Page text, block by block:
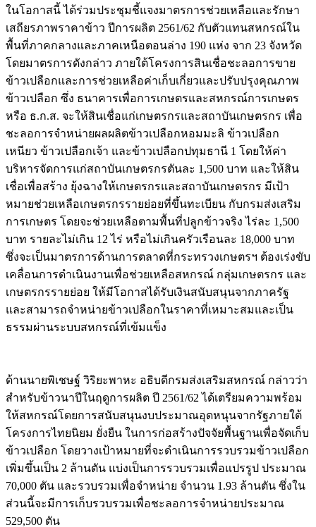
ในโอกาสนี้ ได้ร่วมประชุมชี้แจงมาตรการช่วยเหลือและรักษา
เสถียรภาพราคาข้าว ปีการผลิต 2561/62 กับตัวแทนสหกรณ์ใน
พื้นที่ภาคกลางและภาคเหนือตอนล่าง 190 แห่ง จาก 23 จังหวัด
โดยมาตรการดังกล่าว ภายใต้โครงการสินเชื่อชะลอการขาย
ข้าวเปลือกและการช่วยเหลือค่าเก็บเกี่ยวและปรับปรุงคุณภาพ
ข้าวเปลือก ซึ่ง ธนาคารเพื่อการเกษตรและสหกรณ์การเกษตร
หรือ ธ.ก.ส. จะให้สินเชื่อแก่เกษตรกรและสถาบันเกษตรกร เพื่อ
ชะลอการจำหน่ายผลผลิตข้าวเปลือกหอมมะลิ ข้าวเปลือก
เหนียว ข้าวเปลือกเจ้า และข้าวเปลือกปทุมธานี 1 โดยให้ค่า
บริหารจัดการแก่สถาบันเกษตรกรตันละ 1,500 บาท และให้สิน
เชื่อเพื่อสร้าง ยุ้งฉางให้เกษตรกรและสถาบันเกษตรกร มีเป้า
หมายช่วยเหลือเกษตรกรรายย่อยที่ขึ้นทะเบียน กับกรมส่งเสริม
การเกษตร โดยจะช่วยเหลือตามพื้นที่ปลูกข้าวจริง ไร่ละ 1,500
บาท รายละไม่เกิน 12 ไร่ หรือไม่เกินครัวเรือนละ 18,000 บาท
ซึ่งจะเป็นมาตรการด้านการตลาดที่กระทรวงเกษตรฯ ต้องเร่งขับ
เคลื่อนการดำเนินงานเพื่อช่วยเหลือสหกรณ์ กลุ่มเกษตรกร และ
เกษตรกรรายย่อย ให้มีโอกาสได้รับเงินสนับสนุนจากภาครัฐ
และสามารถจำหน่ายข้าวเปลือกในราคาที่เหมาะสมและเป็น
ธรรมผ่านระบบสหกรณ์ที่เข้มแข็ง
ด้านนายพิเชษฐ์ วิริยะพาหะ อธิบดีกรมส่งเสริมสหกรณ์ กล่าวว่า
สำหรับข้าวนาปีในฤดูการผลิต ปี 2561/62 ได้เตรียมความพร้อม
ให้สหกรณ์โดยการสนับสนุนงบประมาณอุดหนุนจากรัฐภายใต้
โครงการไทยนิยม ยั่งยืน ในการก่อสร้างปัจจัยพื้นฐานเพื่อจัดเก็บ
ข้าวเปลือก โดยวางเป้าหมายที่จะดำเนินการรวบรวมข้าวเปลือก
เพิ่มขึ้นเป็น 2 ล้านตัน แบ่งเป็นการรวบรวมเพื่อแปรรูป ประมาณ
70,000 ตัน และรวบรวมเพื่อจำหน่าย จำนวน 1.93 ล้านตัน ซึ่งใน
ส่วนนี้จะมีการเก็บรวบรวมเพื่อชะลอการจำหน่ายประมาณ
529,500 ตัน